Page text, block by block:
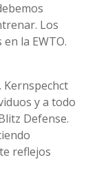
Los
la EWTO.
Kernspechct
y a todo
Defense.
reflejos